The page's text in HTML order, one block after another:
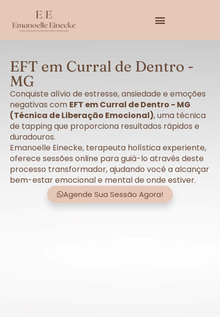
EFT em Curral de Dentro -
MG
Conquiste alívio de estresse, ansiedade e emoções
negativas com EFT em Curral de Dentro - MG
(Técnica de Liberação Emocional), uma técnica
de tapping que proporciona resultados rápidos e
duradouros.
Emanoelle Einecke, terapeuta holística experiente,
oferece sessões online para guiá-lo através deste
processo transformador, ajudando você a alcançar
bem-estar emocional e mental de onde estiver.
Agende Sua Sessão Agora!